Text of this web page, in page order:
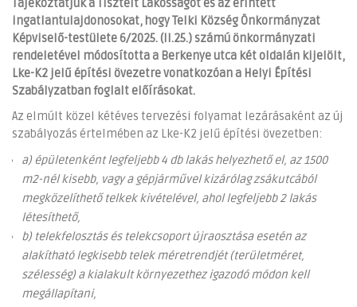
Tájékoztatjuk a Tisztelt Lakosságot és az érintett
ingatlantulajdonosokat, hogy Telki Község Önkormányzat
Képviselő-testülete 6/2025. (II.25.) számú önkormányzati
rendeletével módosította a Berkenye utca két oldalán kijelölt,
Lke-K2 jelű építési övezetre vonatkozóan a Helyi Építési
Szabályzatban foglalt előírásokat.
Az elmúlt közel kétéves tervezési folyamat lezárásaként az új
szabályozás értelmében az Lke-K2 jelű építési övezetben:
a) épületenként legfeljebb 4 db lakás helyezhető el, az 1500
m2-nél kisebb, vagy a gépjárművel kizárólag zsákutcából
megközelíthető telkek kivételével, ahol legfeljebb 2 lakás
létesíthető,
b) telekfelosztás és telekcsoport újraosztása esetén az
alakítható legkisebb telek méretrendjét (területméret,
szélesség) a kialakult környezethez igazodó módon kell
megállapítani,